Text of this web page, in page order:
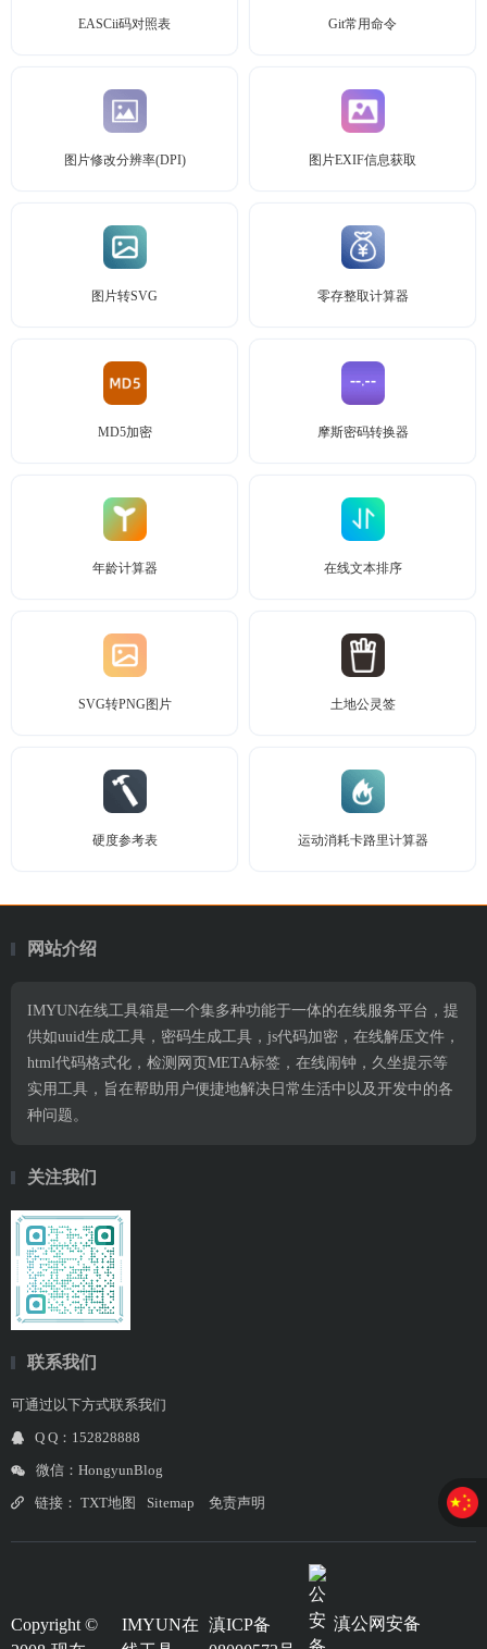
EASCii码对照表 Git常用命令
图片修改分辨率(DPI) 图片EXIF信息获取
图片转SVG 零存整取计算器
MD5加密 摩斯密码转换器
年龄计算器 在线文本排序
SVG转PNG图片 土地公灵签
硬度参考表 运动消耗卡路里计算器
网站介绍
IMYUN在线工具箱是一个集多种功能于一体的在线服务平台，提
供如uuid生成工具，密码生成工具，js代码加密，在线解压文件，
html代码格式化，检测网页META标签，在线闹钟，久坐提示等
实用工具，旨在帮助用户便捷地解决日常生活中以及开发中的各
种问题。
关注我们
联系我们
可通过以下方式联系我们
Q Q：152828888
微信：HongyunBlog
链接： TXT地图 Sitemap 免责声明
Copyright ©
IMYUN在 滇ICP备
滇公网安备